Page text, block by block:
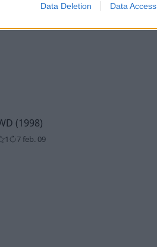
Data Deletion Data Access
16 5 april 11
(1998)
1 7 feb. 09